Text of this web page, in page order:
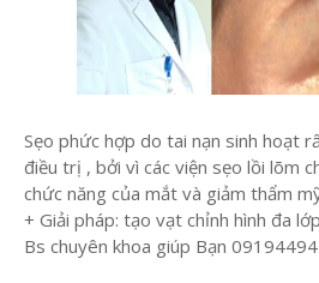
Sẹo phức hợp do tai nạn sinh hoạt
điều trị , bởi vì các viện sẹo lồi lõm
chức năng của mắt và giảm thẩm
+ Giải pháp: tạo vạt chỉnh hình đa
Bs chuyên khoa giúp Bạn